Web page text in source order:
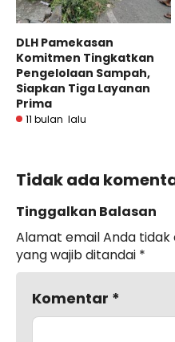
DLH Pamekasan
Komitmen Tingkatkan
Pengelolaan Sampah,
Siapkan Tiga Layanan
Prima
11 bulan lalu
Tidak ada
Tinggalkan Balasan
Alamat email Anda tidak
yang wajib ditandai *
Komentar *